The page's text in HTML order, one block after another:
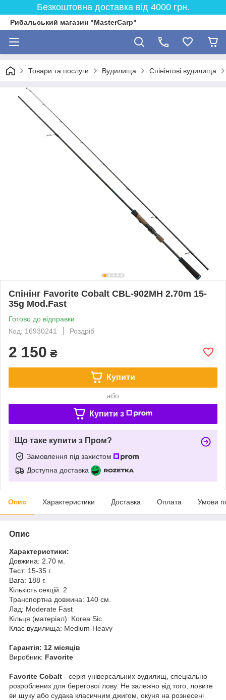
Безкоштовна доставка від 4000 грн.
Рибальський магазин "MasterCarp"
Товари та послуги Вудилища Спінінгові вудилища
Спінінг Favorite Cobalt CBL-902MH 2.70m 15-
35g Mod.Fast
Готово до відправки
Код: 16930241
Роздріб
2 150 ₴
Купити
або
Купити з
Що таке купити з Пром?
Замовлення під захистом
Доступна доставка
Опис Характеристики Доставка Оплата Умови
Опис
Характеристики:
Довжина: 2.70 м.
Тест: 15-35 г.
Вага: 188 г.
Кількість секцій: 2
Транспортна довжина: 140 см.
Лад: Moderate Fast
Кільця (матеріал): Korea Sic
Клас вудилища: Medium-Heavy
Гарантія: 12 місяців
Виробник: Favorite
Favorite Cobalt - серія універсальних вудилищ, спеціально
розроблених для берегової лову. Не залежно від того, ловите
ви щуку або судака класичним джигом, окуня на рознесені